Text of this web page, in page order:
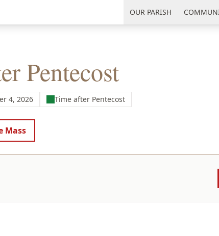
Florida OUR PARISH
Pentecost
4, 2026 Time after Pentecost
Mass